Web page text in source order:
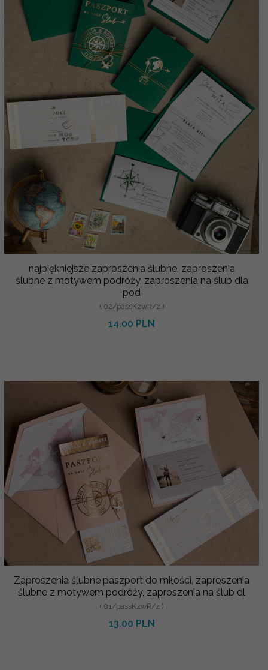
najpiękniejsze zaproszenia ślubne, zaproszenia
ślubne z motywem podróży, zaproszenia na ślub dla
pod
( 02/passKzwR/z )
14.00 PLN
Zaproszenia ślubne paszport do miłości, zaproszenia
ślubne z motywem podróży, zaproszenia na ślub dl
( 01/passKzwR/z )
13.00 PLN